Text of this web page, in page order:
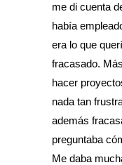
me di cuenta
había
era lo que
fracasado.
hacer
nada tan
además
preguntaba
Me daba